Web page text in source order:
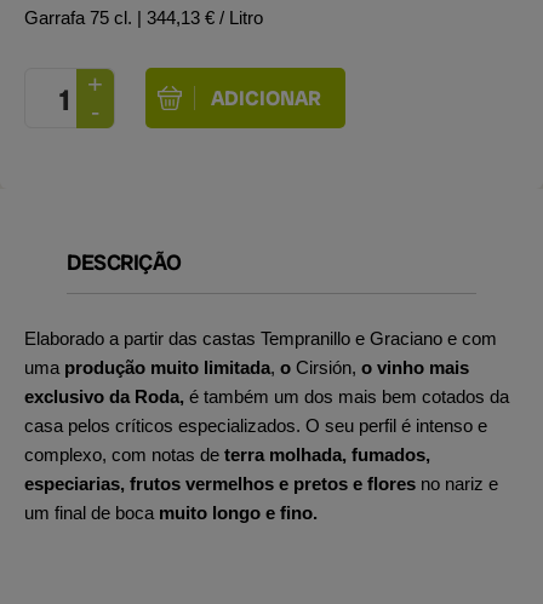
Garrafa 75 cl. | 344,13 € / Litro
DESCRIÇÃO
Elaborado a partir das castas Tempranillo e Graciano e com
uma produção muito limitada, o Cirsión, o vinho mais
exclusivo da Roda, é também um dos mais bem cotados da
casa pelos críticos especializados. O seu perfil é intenso e
complexo, com notas de terra molhada, fumados,
especiarias, frutos vermelhos e pretos e flores no nariz e
um final de boca muito longo e fino.